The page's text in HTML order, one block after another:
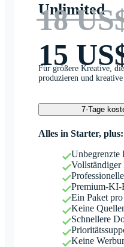
Unlimited
18
15
Für größere Kreative,
produzieren und
7-Tage
Alles in Starter, plus:
Unbegrenzte
Premium-KI-
Ein Paket
Keine
Schnellere
Keine